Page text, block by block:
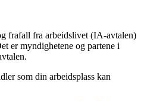
frafall fra arbeidslivet (IA-avtalen)
er myndighetene og partene i
som din arbeidsplass kan